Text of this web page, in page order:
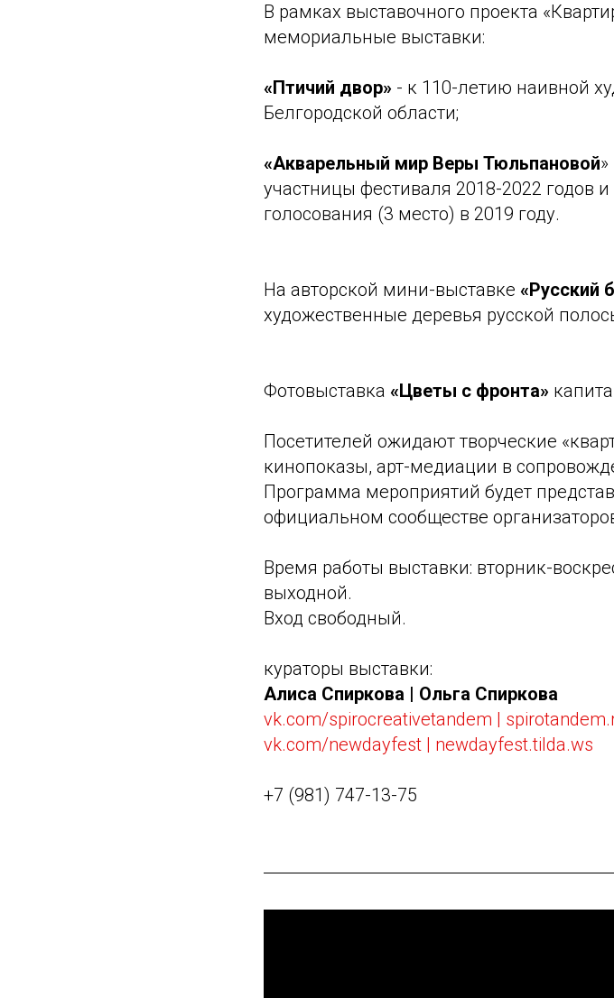
В рамках выставочного проекта
мемориальные выставки:
«Птичий двор» - к 110-летию наивной
Белгородской области;
«Акварельный мир Веры Тюльпановой
участницы фестиваля 2018-2022 годов
голосования (3 место) в 2019 году.
На авторской мини-выставке «Русский
художественные деревья русской
Фотовыставка «Цветы с фронта»
Посетителей ожидают творческие
кинопоказы, арт-медиации в
Программа мероприятий будет
официальном сообществе
Время работы выставки: вторник-
выходной.
Вход свободный.
кураторы выставки:
Алиса Спиркова | Ольга Спиркова
vk.com/spirocreativetandem |
vk.com/newdayfest | newdayfest.tilda.ws
+7 (981) 747-13-75